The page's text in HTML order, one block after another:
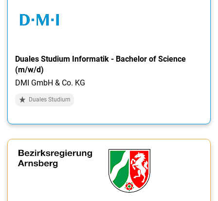
Duales Studium Informatik - Bachelor of Science
(m/w/d)
DMI GmbH & Co. KG
Duales Studium